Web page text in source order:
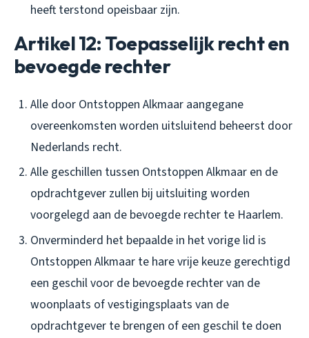
heeft terstond opeisbaar zijn.
Artikel 12: Toepasselijk recht en
bevoegde rechter
Alle door Ontstoppen Alkmaar aangegane
overeenkomsten worden uitsluitend beheerst door
Nederlands recht.
Alle geschillen tussen Ontstoppen Alkmaar en de
opdrachtgever zullen bij uitsluiting worden
voorgelegd aan de bevoegde rechter te Haarlem.
Onverminderd het bepaalde in het vorige lid is
Ontstoppen Alkmaar te hare vrije keuze gerechtigd
een geschil voor de bevoegde rechter van de
woonplaats of vestigingsplaats van de
opdrachtgever te brengen of een geschil te doen